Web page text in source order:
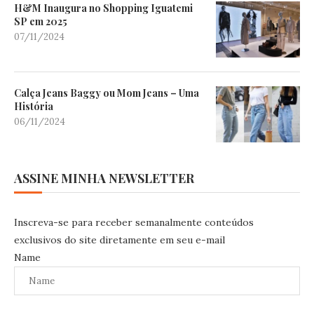
H&M Inaugura no Shopping Iguatemi
SP em 2025
07/11/2024
Calça Jeans Baggy ou Mom Jeans – Uma
História
06/11/2024
ASSINE MINHA NEWSLETTER
Inscreva-se para receber semanalmente conteúdos
exclusivos do site diretamente em seu e-mail
Name